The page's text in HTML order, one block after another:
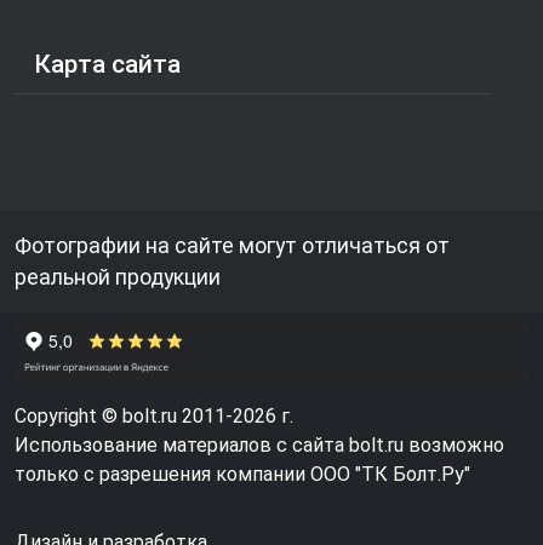
Карта сайта
Фотографии на сайте могут отличаться от
реальной продукции
Copyright © bolt.ru 2011-2026 г.
Использование материалов с сайта bolt.ru возможно
только с разрешения компании ООО "ТК Болт.Ру"